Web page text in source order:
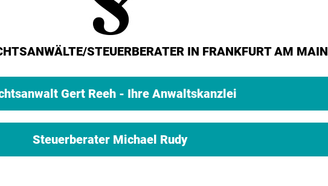
STEUERBERATER IN FRANKFURT AM MAIN
Gert Reeh - Ihre Anwaltskanzlei
Steuerberater Michael Rudy